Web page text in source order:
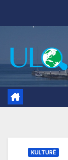
KULTURË